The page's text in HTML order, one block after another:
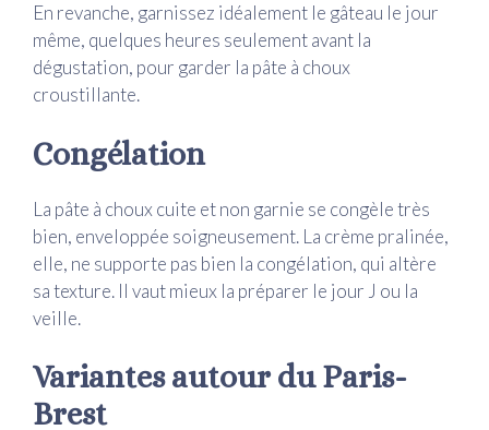
En revanche, garnissez idéalement le gâteau le jour
même, quelques heures seulement avant la
dégustation, pour garder la pâte à choux
croustillante.
Congélation
La pâte à choux cuite et non garnie se congèle très
bien, enveloppée soigneusement. La crème pralinée,
elle, ne supporte pas bien la congélation, qui altère
sa texture. Il vaut mieux la préparer le jour J ou la
veille.
Variantes autour du Paris-
Brest